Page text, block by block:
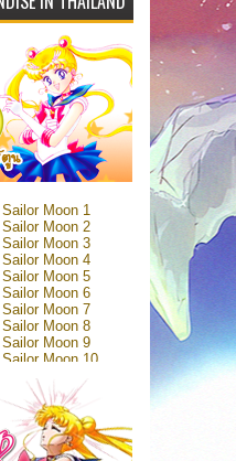
Moon 1
Moon 2
Moon 3
Moon 4
Moon 5
Moon 6
Moon 7
Moon 8
Moon 9
Moon 10
Moon 11
Moon 12
Moon Short
Moon Short